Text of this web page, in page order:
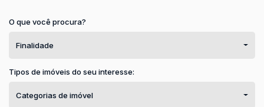
O que você procura?
Finalidade
Tipos de imóveis do seu interesse:
Categorias de imóvel